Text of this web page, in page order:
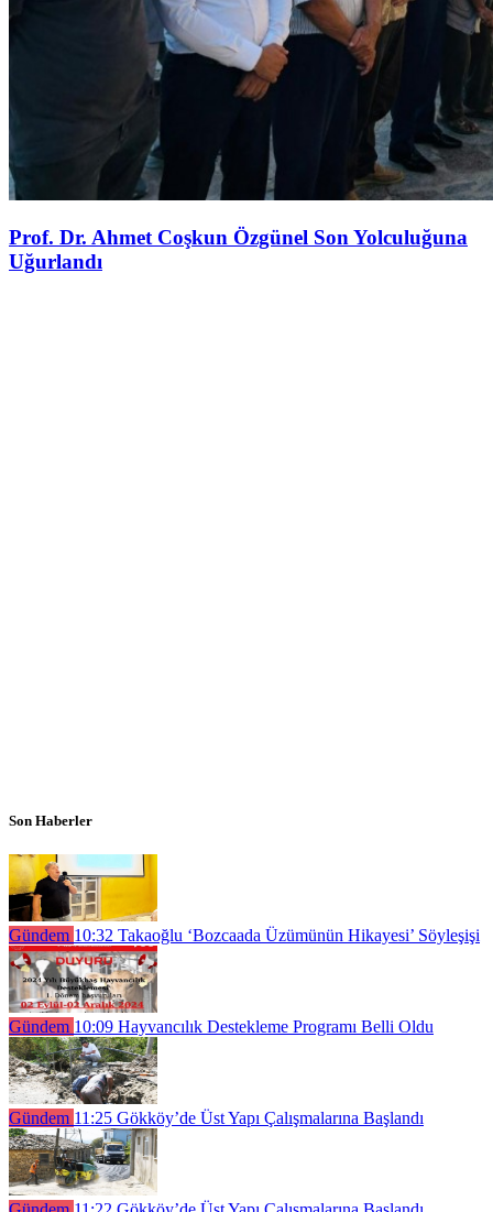
Prof. Dr. Ahmet Coşkun Özgünel Son Yolculuğuna
Uğurlandı
Son Haberler
Gündem 10:32 Takaoğlu ‘Bozcaada Üzümünün Hikayesi’ Söyleşişi
Gündem 10:09 Hayvancılık Destekleme Programı Belli Oldu
Gündem 11:25 Gökköy’de Üst Yapı Çalışmalarına Başlandı